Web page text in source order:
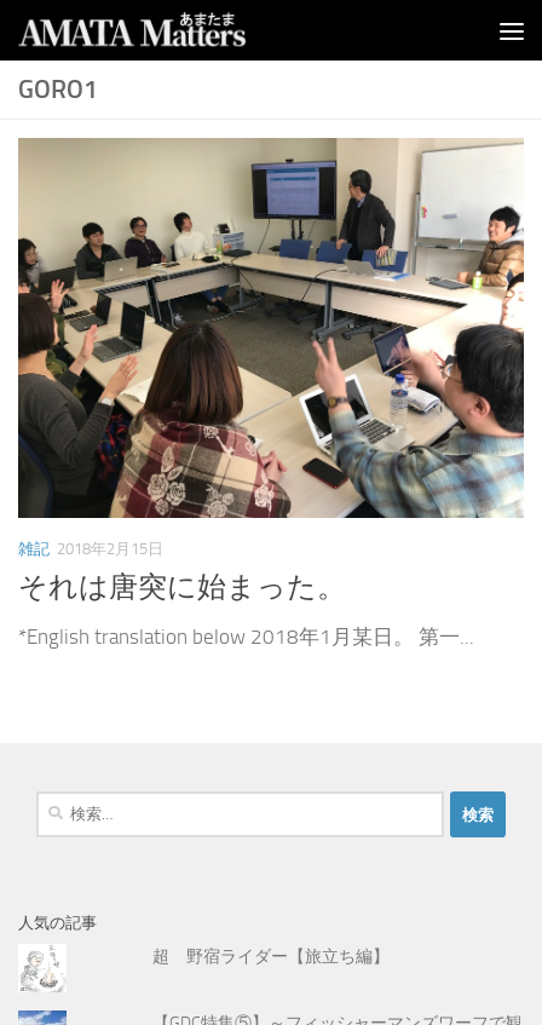
コンテンツへスキップ
GORO1
雑記 2018年2月15日
それは唐突に始まった。
*English translation below 2018年1月某日。 第一...
検
人気の記事
超 野宿ライダー【旅立ち編】